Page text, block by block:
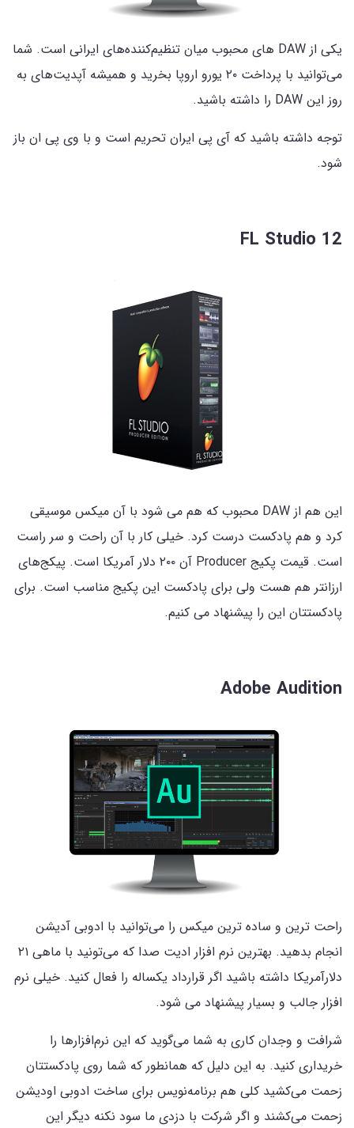
یکی از DAW های محبوب میان تنظیم‌کننده‌های ایرانی است. شما
می‌توانید با پرداخت ۲۰ یورو اروپا بخرید و همیشه آپدیت‌های به
روز این DAW را داشته باشید.
توجه داشته باشید که آی پی ایران تحریم است و با وی پی ان باز
شود.
FL Studio 12‌
این هم از DAW محبوب که هم می شود با آن میکس موسیقی
کرد و هم پادکست درست کرد. خیلی کار با آن راحت و سر راست
است. قیمت پکیج Producer آن ۲۰۰ دلار آمریکا است. پیکج‌های
ارزانتر هم هست ولی برای پادکست این پکیج مناسب است. برای
پادکستتان این را پیشنهاد می کنیم.
Adobe Audition
راحت ترین و ساده ترین میکس را می‌توانید با ادوبی آدیشن
انجام بدهید. بهترین نرم افزار ادیت صدا که می‌تونید با ماهی ۲۱
دلارآمریکا داشته باشید اگر قرارداد یکساله را فعال کنید. خیلی نرم
افزار جالب و بسیار پیشنهاد می شود.
شرافت و وجدان کاری به شما می‌گوید که این نرم‌افزارها را
خریداری کنید. به این دلیل که همانطور که شما روی پادکستتان
زحمت می‌کشید کلی هم برنامه‌نویس برای ساخت ادوبی اودیشن
زحمت می‌کشند و اگر شرکت با دزدی ما سود نکنه دیگر این